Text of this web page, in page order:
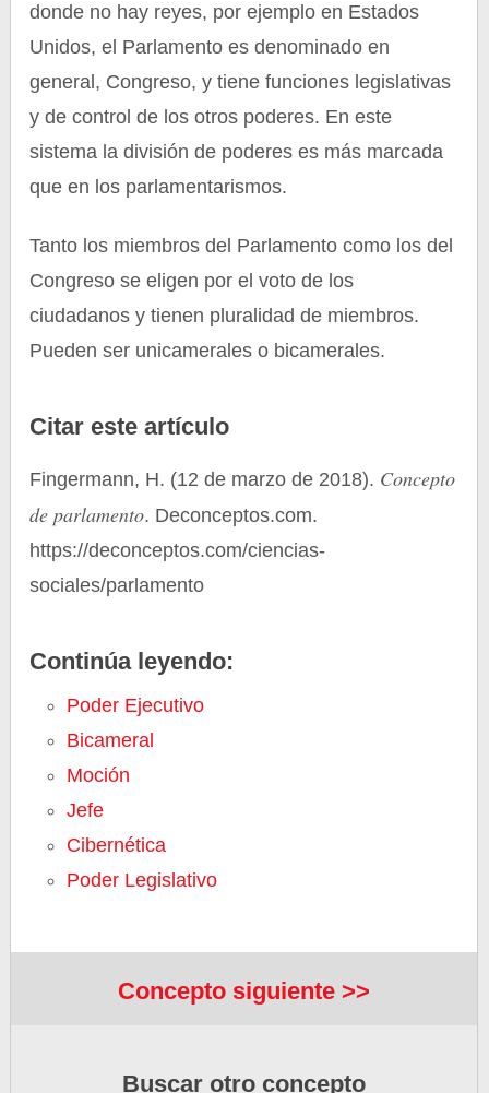
donde no hay reyes, por ejemplo en Estados
Unidos, el Parlamento es denominado en
general, Congreso, y tiene funciones legislativas
y de control de los otros poderes. En este
sistema la división de poderes es más marcada
que en los parlamentarismos.
Tanto los miembros del Parlamento como los del
Congreso se eligen por el voto de los
ciudadanos y tienen pluralidad de miembros.
Pueden ser unicamerales o bicamerales.
Citar este artículo
Fingermann, H. (12 de marzo de 2018). Concepto
de parlamento. Deconceptos.com.
https://deconceptos.com/ciencias-
sociales/parlamento
Continúa leyendo:
Poder Ejecutivo
Bicameral
Moción
Jefe
Cibernética
Poder Legislativo
Concepto siguiente >>
Buscar otro concepto